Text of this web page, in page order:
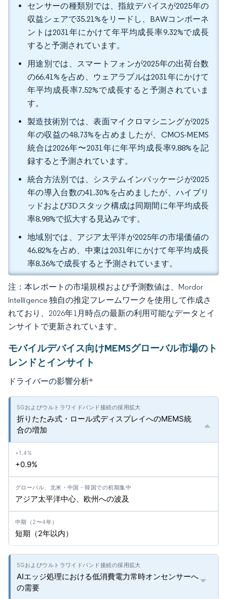
センサーの種類別では、指紋デバイスが2025年の
収益シェアで35.21%をリードし、BAWコンポーネ
ントは2031年にかけて年平均成長率9.32%で成長
すると予測されています。
用途別では、スマートフォンが2025年の出荷台数
の66.41%を占め、ウェアラブルは2031年にかけて
年平均成長率7.52%で成長すると予測されていま
す。
製造技術別では、表面マイクロマシニングが2025
年の収益の48.73%を占めましたが、CMOS-MEMS
統合は2026年〜2031年に年平均成長率9.88%を記
録すると予測されています。
統合方法別では、システムインパッケージが2025
年の導入台数の41.30%を占めましたが、ハイブリ
ッドおよび3Dスタック構成は同期間に年平均成長
率8.98%で拡大する見込みです。
地域別では、アジア太平洋が2025年の市場価値の
46.82%を占め、中東は2031年にかけて年平均成長
率8.36%で成長すると予測されています。
注：本レポートの市場規模および予測数値は、Mordor
Intelligence 独自の推定フレームワークを使用して作成さ
れており、2026年1月時点の最新の利用可能なデータとイ
ンサイトで更新されています。
モバイルデバイス向けMEMSグローバル市場のト
レンドとインサイト
ドライバーの影響分析*
折りたたみ式・ロール式ディスプレイへのMEMS統
合の増加
+0.9%
アジア太平洋中心、欧州への波及
短期（2年以内）
AIエッジ処理における低消費電力常時オンセンサーへ
の需要